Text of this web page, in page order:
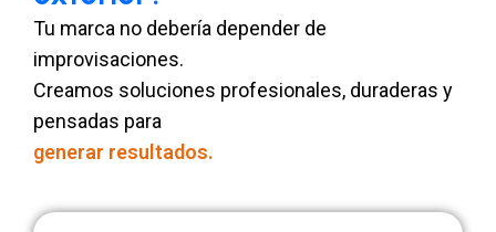
Tu marca no debería depender de
improvisaciones.
Creamos soluciones profesionales, duraderas y
pensadas para
generar resultados.